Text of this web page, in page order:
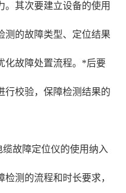
。其次要建立设备的使用
测的故障类型、定位结果
化故障处置流程。*后要
行校验，保障检测结果的
故障定位仪的使用纳入
测的流程和时长要求，